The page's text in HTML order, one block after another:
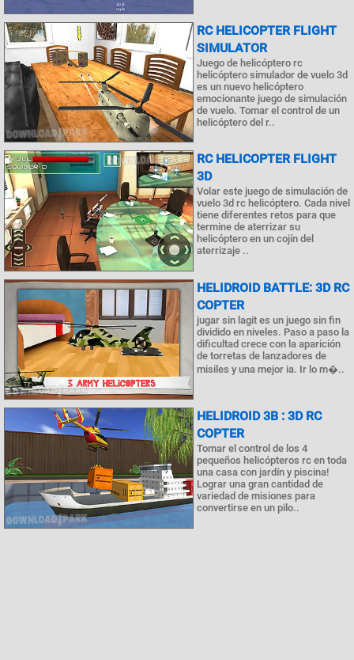
RC HELICOPTER FLIGHT
SIMULATOR
Juego de helicóptero rc
helicóptero simulador de vuelo 3d
es un nuevo helicóptero
emocionante juego de simulación
de vuelo. Tomar el control de un
helicóptero del r..
RC HELICOPTER FLIGHT
3D
Volar este juego de simulación de
vuelo 3d rc helicóptero. Cada nivel
tiene diferentes retos para que
termine de aterrizar su
helicóptero en un cojín del
aterrizaje ..
HELIDROID BATTLE: 3D RC
COPTER
jugar sin lagit es un juego sin fin
dividido en niveles. Paso a paso la
dificultad crece con la aparición
de torretas de lanzadores de
misiles y una mejor ia. Ir lo m�..
HELIDROID 3B : 3D RC
COPTER
Tomar el control de los 4
pequeños helicópteros rc en toda
una casa con jardín y piscina!
Lograr una gran cantidad de
variedad de misiones para
convertirse en un pilo..